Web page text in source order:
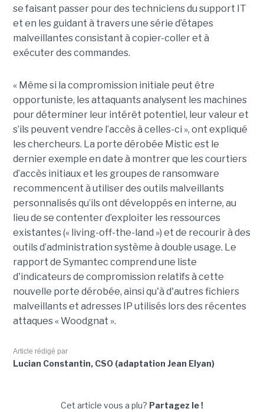
se faisant passer pour des techniciens du support IT
et en les guidant à travers une série d’étapes
malveillantes consistant à copier-coller et à
exécuter des commandes.
« Même si la compromission initiale peut être
opportuniste, les attaquants analysent les machines
pour déterminer leur intérêt potentiel, leur valeur et
s’ils peuvent vendre l’accès à celles-ci », ont expliqué
les chercheurs. La porte dérobée Mistic est le
dernier exemple en date à montrer que les courtiers
d’accès initiaux et les groupes de ransomware
recommencent à utiliser des outils malveillants
personnalisés qu’ils ont développés en interne, au
lieu de se contenter d’exploiter les ressources
existantes (« living-off-the-land ») et de recourir à des
outils d’administration système à double usage. Le
rapport de Symantec comprend une liste
d'indicateurs de compromission relatifs à cette
nouvelle porte dérobée, ainsi qu'à d'autres fichiers
malveillants et adresses IP utilisés lors des récentes
attaques « Woodgnat ».
Article rédigé par
Lucian Constantin, CSO (adaptation Jean Elyan)
Cet article vous a plu? Partagez le !